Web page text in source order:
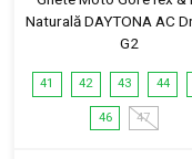
Naturală DAYTONA AC
G2
41 42 43 44
46 47